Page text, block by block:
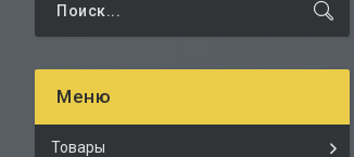
Товары